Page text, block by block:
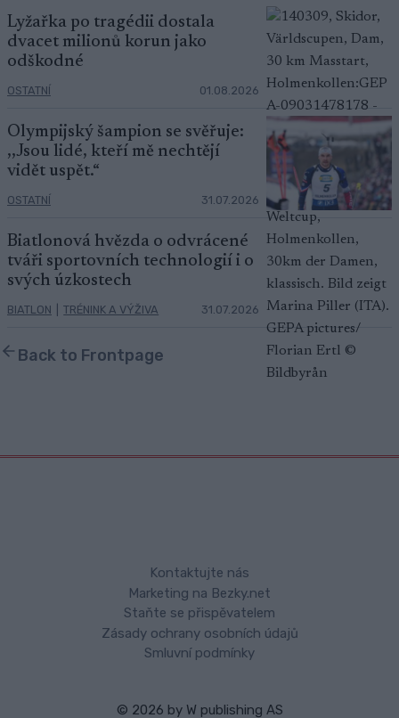
Lyžařka po tragédii dostala
dvacet milionů korun jako
odškodné
OSTATNÍ 01.08.2026
Olympijský šampion se svěřuje:
,,Jsou lidé, kteří mě nechtějí
vidět uspět.“
OSTATNÍ 31.07.2026
Biatlonová hvězda o odvrácené
tváři sportovních technologií i o
svých úzkostech
BIATLON TRÉNINK A VÝŽIVA 31.07.2026
Back to Frontpage
Kontaktujte nás
Marketing na Bezky.net
Staňte se přispěvatelem
Zásady ochrany osobních údajů
Smluvní podmínky
© 2026 by W publishing AS